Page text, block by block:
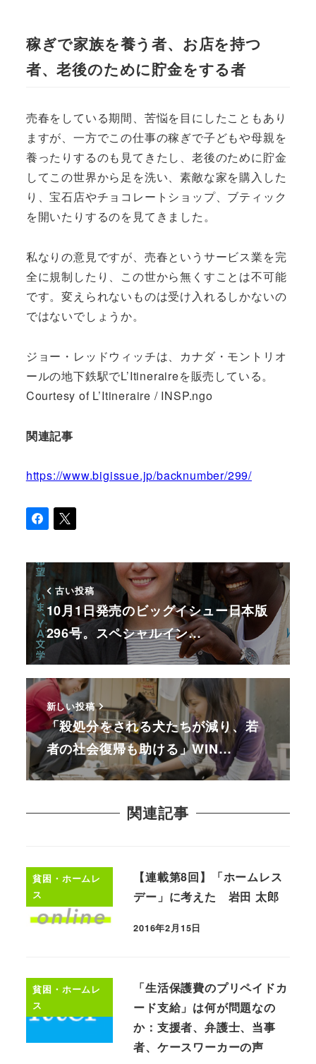
稼ぎで家族を養う者、お店を持つ
者、老後のために貯金をする者
売春をしている期間、苦悩を目にしたこともあり
ますが、一方でこの仕事の稼ぎで子どもや母親を
養ったりするのも見てきたし、老後のために貯金
してこの世界から足を洗い、素敵な家を購入した
り、宝石店やチョコレートショップ、ブティック
を開いたりするのを見てきました。
私なりの意見ですが、売春というサービス業を完
全に規制したり、この世から無くすことは不可能
です。変えられないものは受け入れるしかないの
ではないでしょうか。
ジョー・レッドウィッチは、カナダ・モントリオ
ールの地下鉄駅でL’Itineraireを販売している。
Courtesy of L’Itineraire / INSP.ngo
関連記事
https://www.bigissue.jp/backnumber/299/
古い投稿
10月1日発売のビッグイシュー日本版
296号。スペシャルイン…
新しい投稿
「殺処分をされる犬たちが減り、若
者の社会復帰も助ける」WIN…
関連記事
貧困・ホームレ
ス
【連載第8回】「ホームレス
デー」に考えた 岩田 太郎
2016年2月15日
貧困・ホームレ
ス
「生活保護費のプリペイドカ
ード支給」は何が問題なの
か：支援者、弁護士、当事
者、ケースワーカーの声